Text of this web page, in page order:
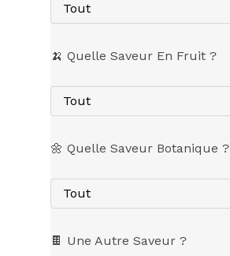
Tout
🍌 Quelle Saveur En Fruit ?
Tout
🌼 Quelle Saveur Botanique ?
Tout
🍫 Une Autre Saveur ?